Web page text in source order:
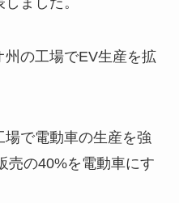
の工場でEV生産を拡
で電動車の生産を強
売の40%を電動車にす